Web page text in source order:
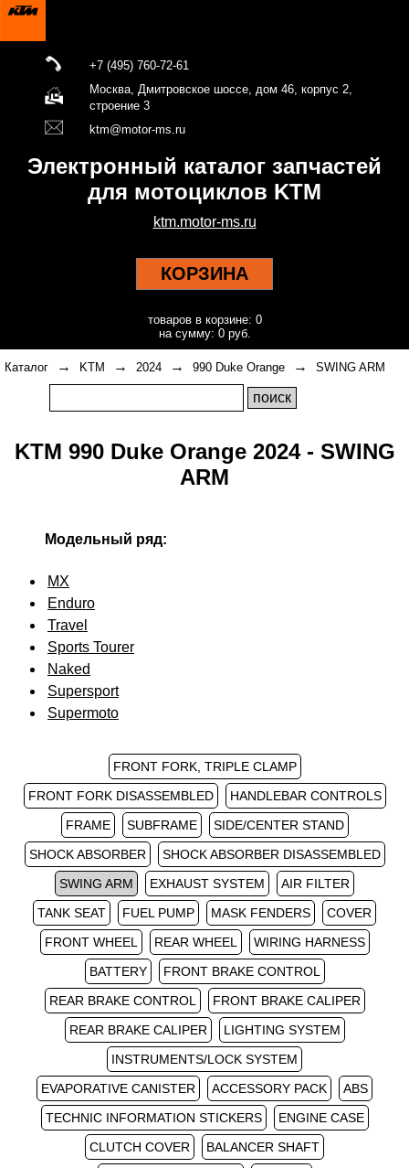
+7 (495) 760-72-61
Москва, Дмитровское шоссе, дом 46, корпус 2,
строение 3
ktm@motor-ms.ru
Электронный каталог запчастей
для мотоциклов KTM
ktm.motor-ms.ru
КОРЗИНА
товаров в корзине: 0
на сумму: 0 руб.
Каталог → KTM → 2024 → 990 Duke Orange → SWING ARM
KTM 990 Duke Orange 2024 - SWING
ARM
Модельный ряд:
MX
Enduro
Travel
Sports Tourer
Naked
Supersport
Supermoto
FRONT FORK, TRIPLE CLAMP
FRONT FORK DISASSEMBLED
HANDLEBAR CONTROLS
FRAME
SUBFRAME
SIDE/CENTER STAND
SHOCK ABSORBER
SHOCK ABSORBER DISASSEMBLED
SWING ARM
EXHAUST SYSTEM
AIR FILTER
TANK SEAT
FUEL PUMP MASK FENDERS
COVER
FRONT WHEEL
REAR WHEEL
WIRING HARNESS
BATTERY
FRONT BRAKE CONTROL
REAR BRAKE CONTROL
FRONT BRAKE CALIPER
REAR BRAKE CALIPER
LIGHTING SYSTEM
INSTRUMENTS/LOCK SYSTEM
EVAPORATIVE CANISTER
ACCESSORY PACK
ABS
TECHNIC INFORMATION STICKERS
ENGINE CASE
CLUTCH COVER
BALANCER SHAFT